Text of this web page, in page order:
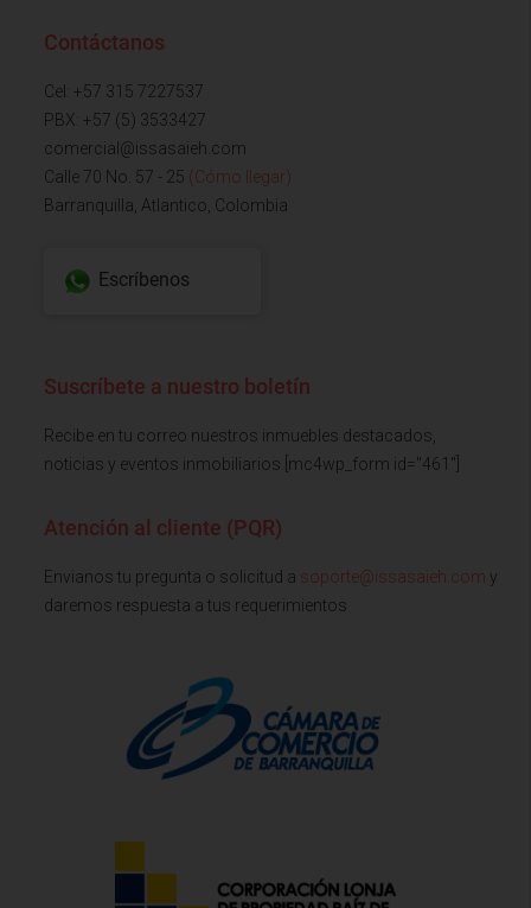
Contáctanos
Cel: +57 315 7227537
PBX: +57 (5) 3533427
comercial@issasaieh.com
Calle 70 No. 57 - 25 (Cómo llegar)
Barranquilla, Atlantico, Colombia
Escríbenos
Suscríbete a nuestro boletín
Recibe en tu correo nuestros inmuebles destacados,
noticias y eventos inmobiliarios [mc4wp_form id="461"]
Atención al cliente (PQR)
Envianos tu pregunta o solicitud a soporte@issasaieh.com y
daremos respuesta a tus requerimientos